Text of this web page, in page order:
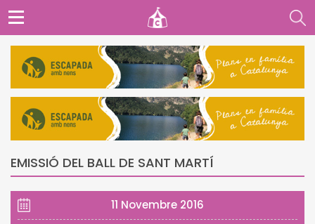
EMISSIÓ DEL BALL DE SANT MARTÍ
11 Novembre 2016